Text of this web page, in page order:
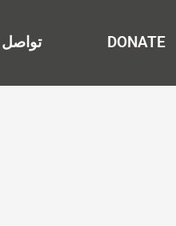
DONATE تواصل